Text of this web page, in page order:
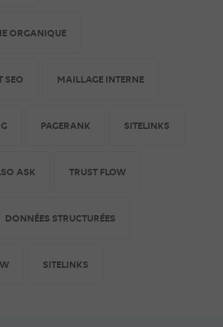
ORGANIQUE
SEO MAILLAGE INTERNE
PAGERANK SITELINKS
ASK TRUST FLOW
DONNÉES STRUCTURÉES
SITELINKS